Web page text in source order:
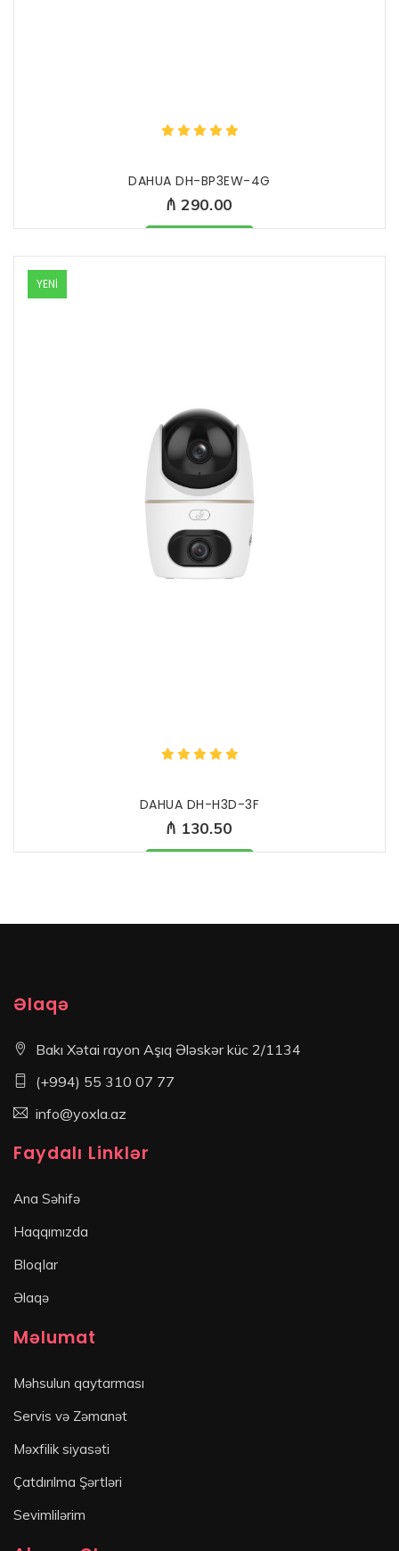
DAHUA DH-BP3EW-4G
₼ 290.00
Məhsul mövcüddur
YENİ
DAHUA DH-H3D-3F
₼ 130.50
Məhsul mövcüddur
Əlaqə
Bakı Xətai rayon Aşıq Ələskər küc 2/1134
(+994) 55 310 07 77
info@yoxla.az
Faydalı Linklər
Ana Səhifə
Haqqımızda
Bloqlar
Əlaqə
Məlumat
Məhsulun qaytarması
Servis və Zəmanət
Məxfilik siyasəti
Çatdırılma Şərtləri
Sevimlilərim